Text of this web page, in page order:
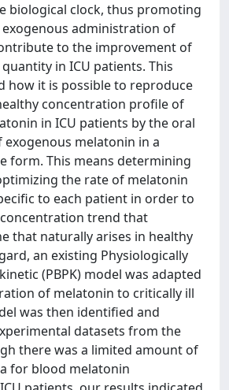
biological clock, thus promoting
administration of
to the improvement of
in ICU patients. This
how it is possible to reproduce
concentration profile of
in ICU patients by the oral
melatonin in a
form. This means determining
the rate of melatonin
to each patient in order to
trend that
that naturally arises in healthy
an existing Physiologically
(PBPK) model was adapted
of melatonin to critically ill
was then identified and
datasets from the
there was a limited amount of
for blood melatonin